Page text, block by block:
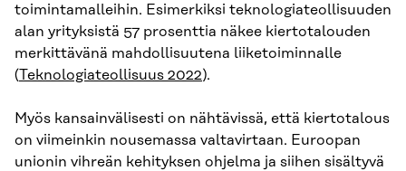
toimintamalleihin. Esimerkiksi teknologiateollisuuden
alan yrityksistä 57 prosenttia näkee kiertotalouden
merkittävänä mahdollisuutena liiketoiminnalle
(Teknologiateollisuus 2022).
Myös kansainvälisesti on nähtävissä, että kiertotalous
on viimeinkin nousemassa valtavirtaan. Euroopan
unionin vihreän kehityksen ohjelma ja siihen sisältyvä